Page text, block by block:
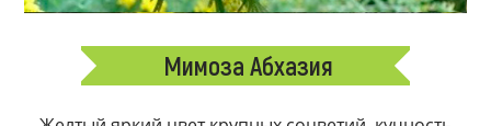
Мимоза Абхазия